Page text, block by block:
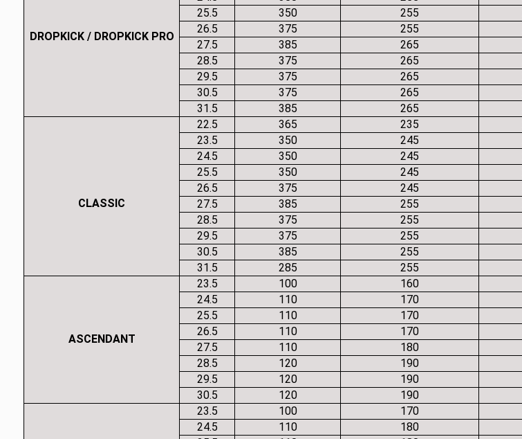
DROPKICK / DROPKICK PRO
25.5
350 255
26.5
375 255
27.5
385 265
28.5
375 265
29.5
375 265
30.5
375 265
31.5
385 265
CLASSIC
22.5 365 235
23.5
350 245
24.5
350 245
25.5
350 245
26.5
375 245
27.5
385 255
28.5
375 255
29.5
375 255
30.5
385 255
31.5
285 255
ASCENDANT
23.5 100 160
24.5
110 170
25.5
110 170
26.5
110 170
27.5
110 180
28.5
120 190
29.5
120 190
30.5
120 190
23.5 100 170
24.5
110 180